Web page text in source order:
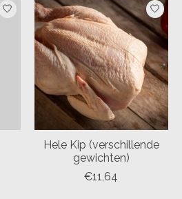
Hele Kip (verschillende
gewichten)
€11,64